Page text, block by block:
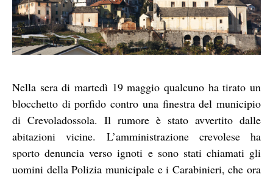
Nella sera di martedì 19 maggio qualcuno ha tirato un
blocchetto di porfido contro una finestra del municipio
di Crevoladossola. Il rumore è stato avvertito dalle
abitazioni vicine. L’amministrazione crevolese ha
sporto denuncia verso ignoti e sono stati chiamati gli
uomini della Polizia municipale e i Carabinieri, che ora